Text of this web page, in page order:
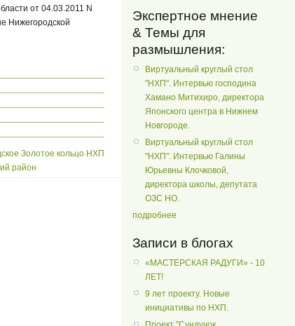
от 04.03.2011 N
Нижегородской
Золотое кольцо НХП
район
Экспертное мнение
& Темы для
размышления:
Виртуальный круглый стол
"НХП". Интервью господина
Хамано Митихиро, директора
Японского центра в Нижнем
Новгороде.
Виртуальный круглый стол
"НХП". Интервью Галины
Юрьевны Клочковой,
директора школы, депутата
ОЗС НО.
подробнее
Записи в блогах
«МАСТЕРСКАЯ РАДУГИ» - 10
ЛЕТ!
9 лет проекту. Новые
инициативы по НХП.